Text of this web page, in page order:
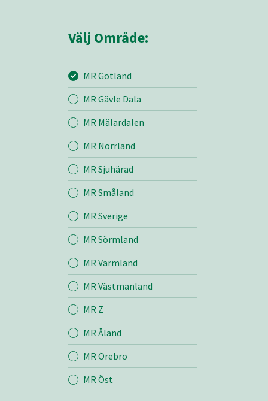
Mina sidor
MR Gotland
Entreprenad
Bemanning
Välj Område:
MR Gotland
MR Gävle Dala
MR Mälardalen
MR Norrland
MR Sjuhärad
MR Småland
MR Sverige
MR Sörmland
MR Värmland
MR Västmanland
MR Z
MR Åland
MR Örebro
MR Öst